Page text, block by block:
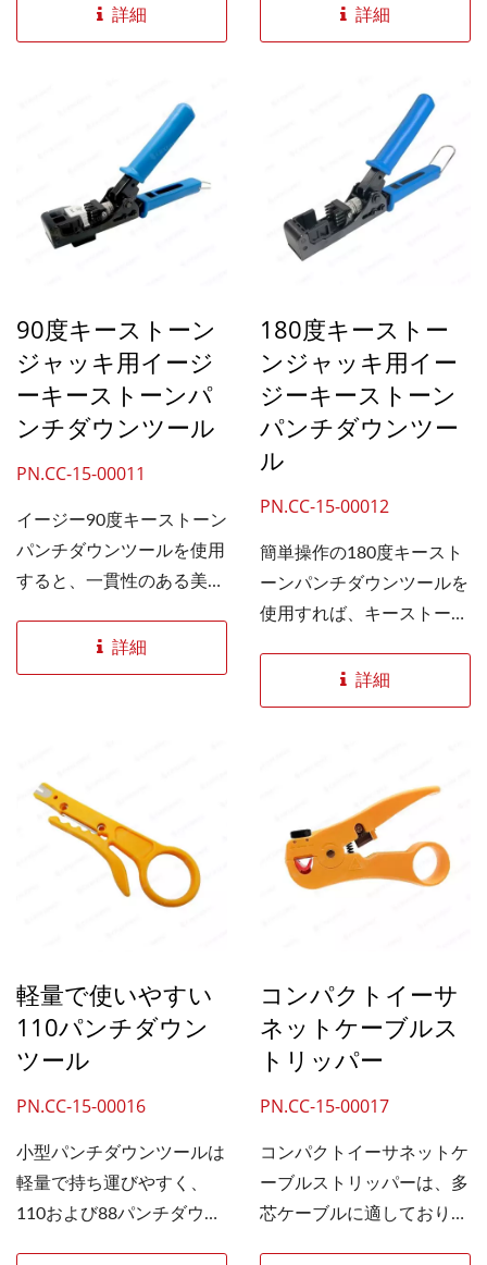
れたプロ仕様のキーストー
ンジャック終端ツールで
おいて、一貫性のある再現
性の高い終端処理を実現し
ます。シンプルな切り替え
機構により、工具を交換す
ることなく90度と180度の
キーストーンジャック終端
ができ、迅速かつ一貫した
結果と、取り扱いミスの最
小化を実現します。商業ビ
ル、データセンター、大規
模な構造化配線プロジェク
トに最適で、効率的で再現
トします。OEMブランド
にとっては、安定した終端
処理品質の維持、現場での
問題の軽減、予測可能な設
置結果の実現に役立ち、製
品の信頼性とブランドの信
詳細
着できる斜めIDC設計のキ
ーストーンジャックに差し
ピードキーストーンパンチ
ダウンツールは、斜めIDC
構造のCat.6...
詳細
90度キーストーン
ジャッキ用イージ
ーキーストーンパ
ンチダウンツール
PN.CC-15-00011
イージー90度キーストーン
パンチダウンツールを使用
すると、一貫性のある美し
トーンジャックの終端処理
ができます。 8本のワイヤ
00013およびCC-04-
00014）に差し込み、ジャ
ックをツールにセットする
だけです。このツールは片
ークケーブル配線時にキー
ストーンジャックをきれい
に仕上げることができま
す。ツールを軽く握るだけ
パンチダウンできるため、
時間とコストを節約できま
す。
詳細
180度キーストー
ンジャッキ用イー
ジーキーストーン
パンチダウンツー
ル
PN.CC-15-00012
簡単操作の180度キースト
ーンパンチダウンツールを
使用すれば、キーストーン
かつ確実に行えます。 8本
のワイヤすべてを180度パ
CC-04-00022およびCC-
04-00023）に差し込み、
ジャックをツールにセット
します。このツールは片手
クケーブルの配線中にキー
ストーンジャックをきれい
に仕上げることができま
す。当社のスピード終端ツ
本のワイヤすべてを一度に
差し込んで切断するため、
イーサネットケーブルの配
線中にキーストーンジャッ
詳細
軽量で使いやすい
110パンチダウン
ツール
PN.CC-15-00016
小型パンチダウンツールは
軽量で持ち運びやすく、
110および88パンチダウン
コンパクトイーサ
ネットケーブルス
トリッパー
PN.CC-15-00017
コンパクトイーサネットケ
ーブルストリッパーは、多
芯ケーブルに適しており、